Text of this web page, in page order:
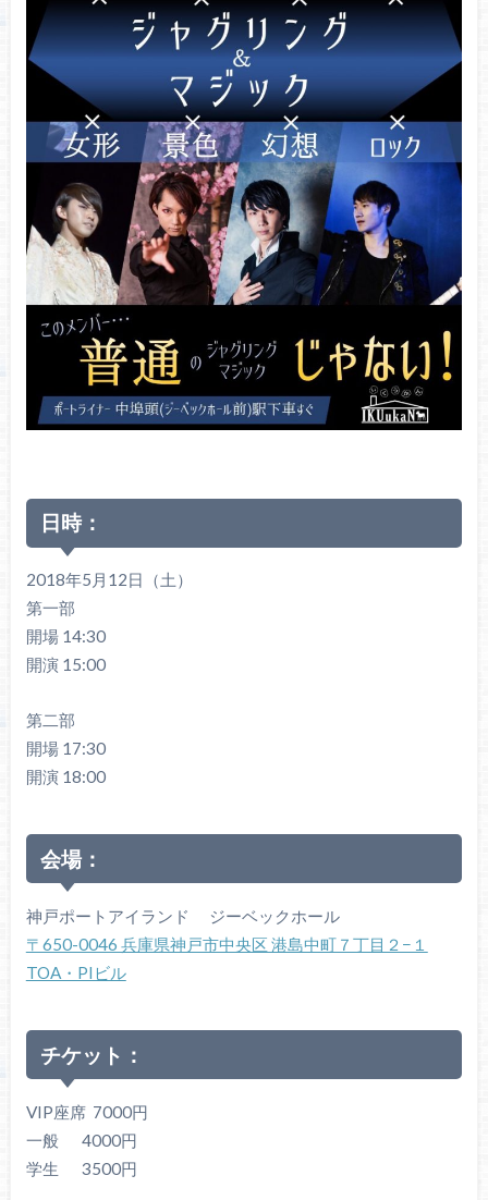
日時：
2018年5月12日（土）
第一部
開場 14:30
開演 15:00
第二部
開場 17:30
開演 18:00
会場：
神戸ポートアイランド ジーベックホール
〒650-0046 兵庫県神戸市中央区 港島中町７丁目２−１
TOA・PIビル
チケット：
VIP座席 7000円
一般 4000円
学生 3500円